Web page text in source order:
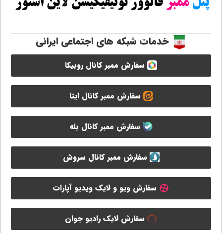
خدمات شبکه های اجتماعی ایرانی
سفارش ممبر کانال روبیکا
سفارش ممبر کانال ایتا
سفارش ممبر کانال بله
سفارش ممبر کانال سروش
سفارش ویو و لایک ویدیو آپارات
سفارش لایک رادیو جوان